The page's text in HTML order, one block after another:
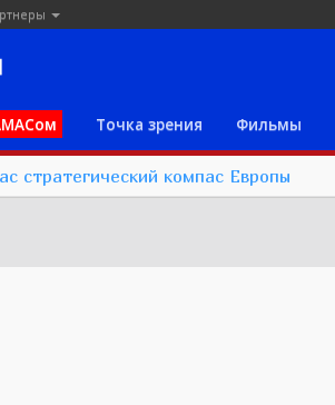
Точка зрения Фильмы
стратегический компас Европы